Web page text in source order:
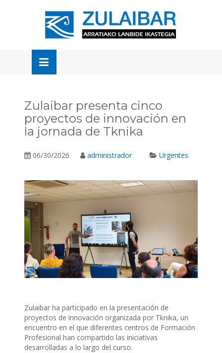
Zulaibar presenta cinco
proyectos de innovación en
la jornada de Tknika
06/30/2026 administrador Urgentes
Zulaibar ha participado en la presentación de
proyectos de innovación organizada por Tknika, un
encuentro en el que diferentes centros de Formación
Profesional han compartido las iniciativas
desarrolladas a lo largo del curso.